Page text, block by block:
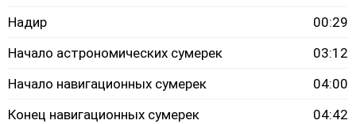
Надир
00:29
Начало астрономических сумерек
03:12
Начало навигационных сумерек
04:00
Конец навигационных сумерек
04:42